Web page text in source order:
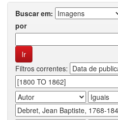
Buscar em:
por
Filtros correntes: